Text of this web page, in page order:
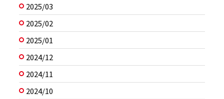
2025/03
2025/02
2025/01
2024/12
2024/11
2024/10